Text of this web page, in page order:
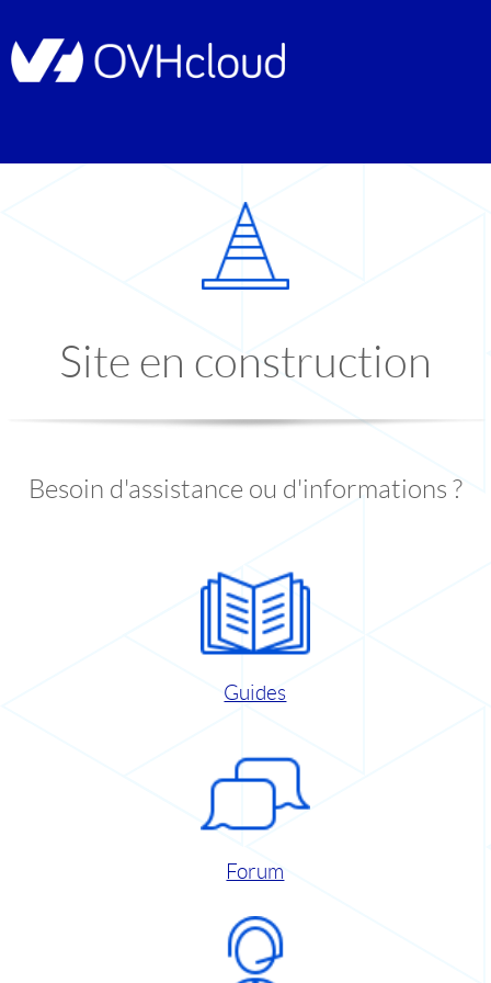
Site en construction
Besoin d'assistance ou d'informations ?
Guides
Forum